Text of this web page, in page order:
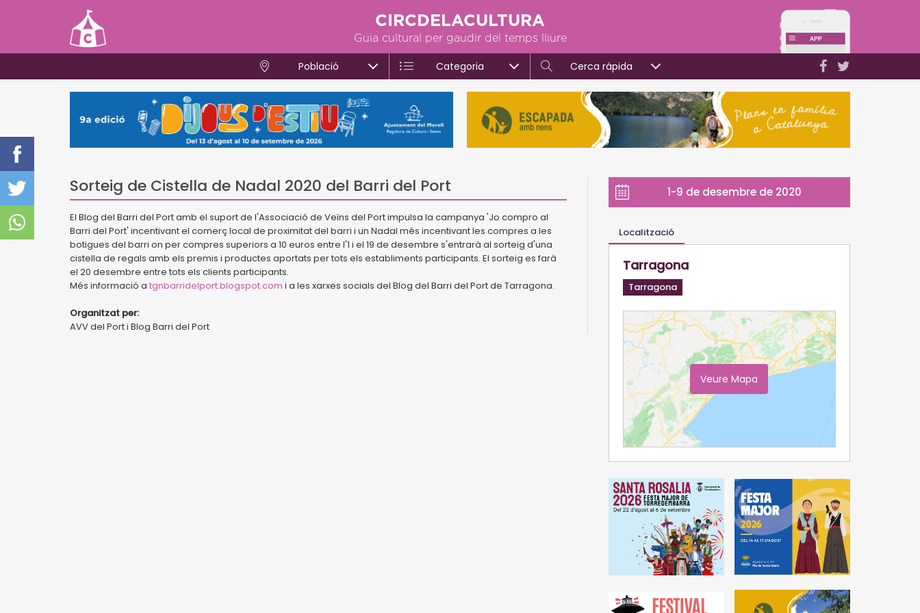
CIRCDELACULTURA
Guia cultural per gaudir del temps lliure
Població Categoria Cerca ràpida
Sorteig de Cistella de Nadal 2020 del Barri del Port
El Blog del Barri del Port amb el suport de l'Associació de Veïns del Port impulsa la campanya 'Jo compro al
Barri del Port' incentivant el comerç local de proximitat del barri i un Nadal més incentivant les compres a les
botigues del barri on per compres superiors a 10 euros entre l'1 i el 19 de desembre s'entrarà al sorteig d'una
cistella de regals amb els premis i productes aportats per tots els establiments participants. El sorteig es farà
el 20 desembre entre tots els clients participants.
Més informació a tgnbarridelport.blogspot.com i a les xarxes socials del Blog del Barri del Port de Tarragona.
Organitzat per:
AVV del Port i Blog Barri del Port
1-9 de desembre de 2020
Localització
Tarragona
Tarragona
Veure Mapa